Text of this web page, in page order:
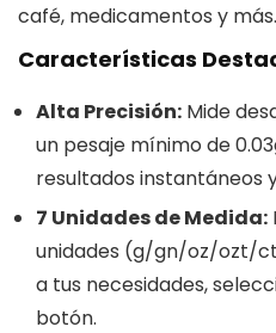
café, medicamentos y más.
Características
Alta Precisión: Mide
un pesaje mínimo de
resultados instantáneos
7 Unidades de Medida:
unidades (g/gn/oz/ozt/
a tus necesidades,
botón.